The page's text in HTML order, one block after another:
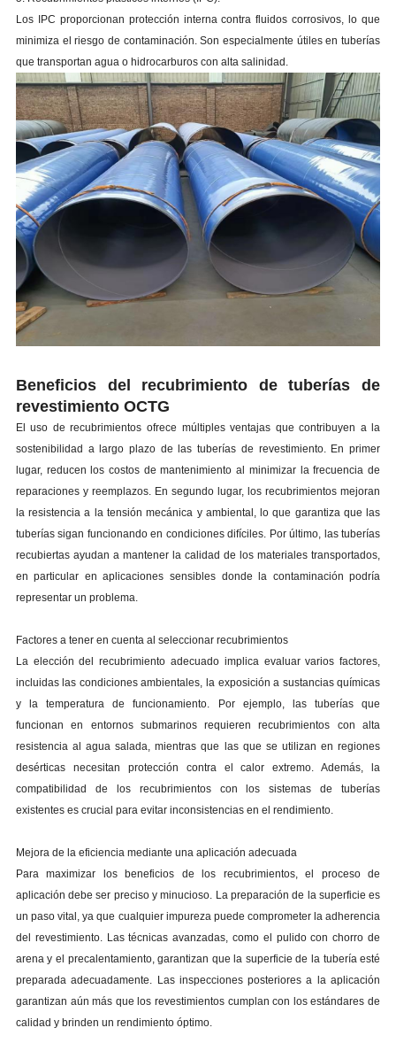
Los IPC proporcionan protección interna contra fluidos corrosivos, lo que
minimiza el riesgo de contaminación. Son especialmente útiles en tuberías
que transportan agua o hidrocarburos con alta salinidad.
Beneficios del recubrimiento de tuberías de
revestimiento OCTG
El uso de recubrimientos ofrece múltiples ventajas que contribuyen a la
sostenibilidad a largo plazo de las tuberías de revestimiento. En primer
lugar, reducen los costos de mantenimiento al minimizar la frecuencia de
reparaciones y reemplazos. En segundo lugar, los recubrimientos mejoran
la resistencia a la tensión mecánica y ambiental, lo que garantiza que las
tuberías sigan funcionando en condiciones difíciles. Por último, las tuberías
recubiertas ayudan a mantener la calidad de los materiales transportados,
en particular en aplicaciones sensibles donde la contaminación podría
representar un problema.
Factores a tener en cuenta al seleccionar recubrimientos
La elección del recubrimiento adecuado implica evaluar varios factores,
incluidas las condiciones ambientales, la exposición a sustancias químicas
y la temperatura de funcionamiento. Por ejemplo, las tuberías que
funcionan en entornos submarinos requieren recubrimientos con alta
resistencia al agua salada, mientras que las que se utilizan en regiones
desérticas necesitan protección contra el calor extremo. Además, la
compatibilidad de los recubrimientos con los sistemas de tuberías
existentes es crucial para evitar inconsistencias en el rendimiento.
Mejora de la eficiencia mediante una aplicación adecuada
Para maximizar los beneficios de los recubrimientos, el proceso de
aplicación debe ser preciso y minucioso. La preparación de la superficie es
un paso vital, ya que cualquier impureza puede comprometer la adherencia
del revestimiento. Las técnicas avanzadas, como el pulido con chorro de
arena y el precalentamiento, garantizan que la superficie de la tubería esté
preparada adecuadamente. Las inspecciones posteriores a la aplicación
garantizan aún más que los revestimientos cumplan con los estándares de
calidad y brinden un rendimiento óptimo.